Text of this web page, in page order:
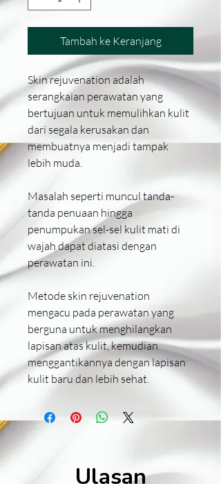
Tambah ke Keranjang
Skin rejuvenation adalah
serangkaian perawatan yang
bertujuan untuk memulihkan kulit
dari segala kerusakan dan
membuatnya menjadi tampak
lebih muda.
Masalah seperti muncul tanda-
tanda penuaan hingga
penumpukan sel-sel kulit mati di
wajah dapat diatasi dengan
perawatan ini.
Metode skin rejuvenation
mengacu pada perawatan yang
berguna untuk menghilangkan
lapisan atas kulit, kemudian
menggantikannya dengan lapisan
kulit baru dan lebih sehat.
Ulasan